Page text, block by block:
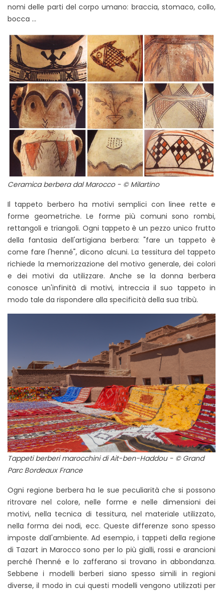
nomi delle parti del corpo umano: braccia, stomaco, collo,
bocca ...
Ceramica berbera dal Marocco - © Milartino
Il tappeto berbero ha motivi semplici con linee rette e
forme geometriche. Le forme più comuni sono rombi,
rettangoli e triangoli. Ogni tappeto è un pezzo unico frutto
della fantasia dell'artigiana berbera: "fare un tappeto è
come fare l'henné", dicono alcuni. La tessitura del tappeto
richiede la memorizzazione del motivo generale, dei colori
e dei motivi da utilizzare. Anche se la donna berbera
conosce un'infinità di motivi, intreccia il suo tappeto in
modo tale da rispondere alla specificità della sua tribù.
Tappeti berberi marocchini di Ait-ben-Haddou - © Grand
Parc Bordeaux France
Ogni regione berbera ha le sue peculiarità che si possono
ritrovare nel colore, nelle forme e nelle dimensioni dei
motivi, nella tecnica di tessitura, nel materiale utilizzato,
nella forma dei nodi, ecc. Queste differenze sono spesso
imposte dall'ambiente. Ad esempio, i tappeti della regione
di Tazart in Marocco sono per lo più gialli, rossi e arancioni
perché l'henné e lo zafferano si trovano in abbondanza.
Sebbene i modelli berberi siano spesso simili in regioni
diverse, il modo in cui questi modelli vengono utilizzati per